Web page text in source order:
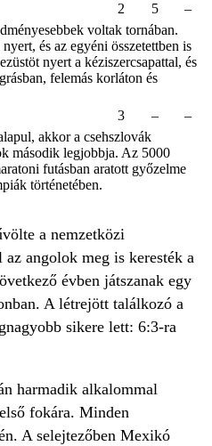
2 5
–
voltak tornában.
és az egyéni összetettben is
nyert a kéziszercsapattal, és
felemás korláton és
3 –
–
akkor a csehszlovák
második legjobbja. Az 5000
futásban aratott győzelme
történetében.
a nemzetközi
angolok meg is keresték a
évben játszanak egy
A létrejött találkozó a
sikere lett: 6:3-ra
harmadik alkalommal
fokára. Minden
A selejtezőben Mexikó